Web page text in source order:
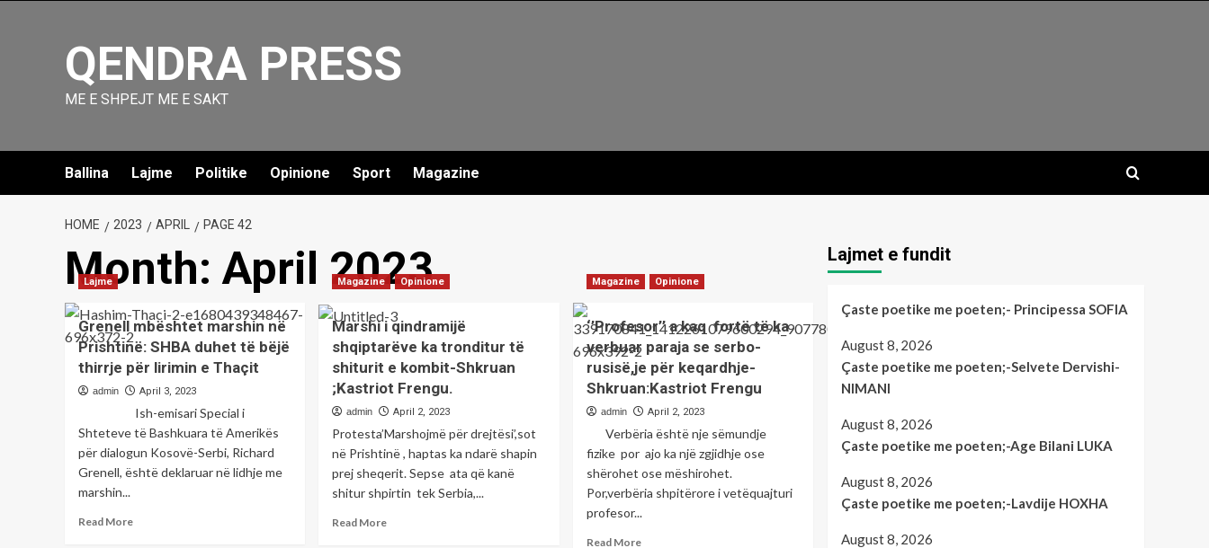
QENDRA PRESS
ME E SHPEJT ME E SAKT
Ballina Lajme Politike Opinione Sport Magazine
HOME 2023 APRIL PAGE 42
Month:April 2023
Lajme
Grenell mbështet marshin në
Prishtinë: SHBA duhet të bëjë
thirrje për lirimin e Thaçit
admin April 3, 2023
Ish-emisari Special i
Shteteve të Bashkuara të Amerikës
për dialogun Kosovë-Serbi, Richard
Grenell, është deklaruar në lidhje me
marshin...
Read MoreRead
Magazine Opinione
Marshi i qindramijë
shqiptarëve ka tronditur të
shiturit e kombit-Shkruan
;Kastriot Frengu.
admin April 2, 2023
Protesta’Marshojmë për drejtësi’,sot
në Prishtinë , haptas ka ndarë shapin
prej sheqerit. Sepse ata që kanë
shitur shpirtin tek Serbia,...
Read MoreRead
Magazine Opinione
‘’Profesor’’ a kaq fortë të ka
verbuar paraja se serbo-
rusisë,je për keqardhje-
Shkruan:Kastriot Frengu
admin April 2, 2023
Verbëria është nje sëmundje
fizike por ajo ka një zgjidhje ose
shërohet ose mëshirohet.
Por,verbëria shpitërore i vetëquajturi
profesor...
Read MoreRead
Lajmet e fundit
Çaste poetike me poeten;- Principessa SOFIA
August 8, 2026
Çaste poetike me poeten;-Selvete Dervishi-
NIMANI
August 8, 2026
Çaste poetike me poeten;-Age Bilani LUKA
August 8, 2026
Çaste poetike me poeten;-Lavdije HOXHA
August 8, 2026